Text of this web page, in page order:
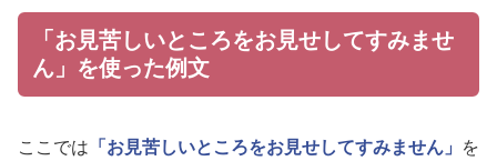
「お見苦しいところをお見せしてすみませ
ん」を使った例文
ここでは 「お見苦しいところをお見せしてすみません」 を